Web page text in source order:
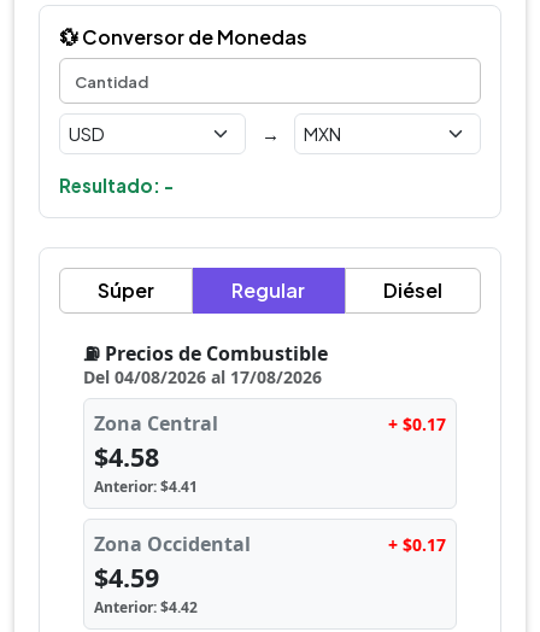
💱 Conversor de Monedas
→
Resultado: -
Súper Regular Diésel